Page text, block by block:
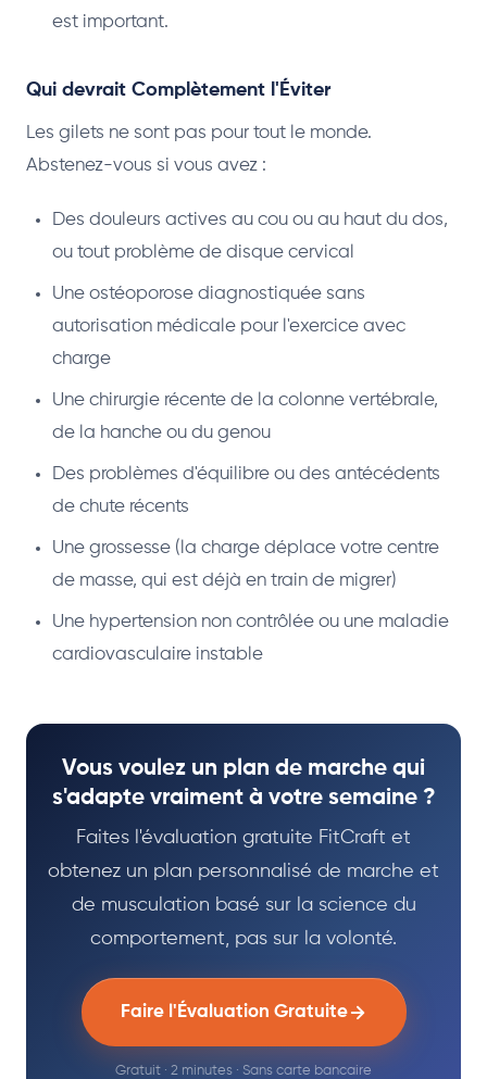
est important.
Qui devrait Complètement l'Éviter
Les gilets ne sont pas pour tout le monde.
Abstenez-vous si vous avez :
Des douleurs actives au cou ou au haut du dos,
ou tout problème de disque cervical
Une ostéoporose diagnostiquée sans
autorisation médicale pour l'exercice avec
charge
Une chirurgie récente de la colonne vertébrale,
de la hanche ou du genou
Des problèmes d'équilibre ou des antécédents
de chute récents
Une grossesse (la charge déplace votre centre
de masse, qui est déjà en train de migrer)
Une hypertension non contrôlée ou une maladie
cardiovasculaire instable
Vous voulez un plan de marche qui
s'adapte vraiment à votre semaine ?
Faites l'évaluation gratuite FitCraft et
obtenez un plan personnalisé de marche et
de musculation basé sur la science du
comportement, pas sur la volonté.
Faire l'Évaluation Gratuite
Gratuit · 2 minutes · Sans carte bancaire